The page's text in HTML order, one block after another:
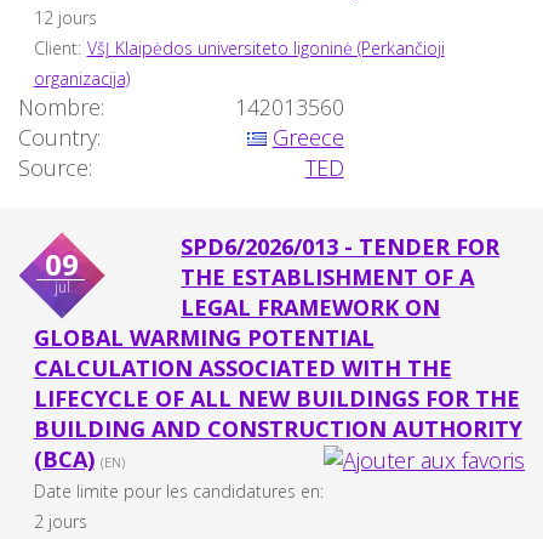
12 jours
Client: VšĮ Klaipėdos universiteto ligoninė (Perkančioji
organizacija)
Nombre:
142013560
Country:
Greece
Source:
TED
09
jul
SPD6/2026/013 - TENDER FOR
THE ESTABLISHMENT OF A
LEGAL FRAMEWORK ON
GLOBAL WARMING POTENTIAL
CALCULATION ASSOCIATED WITH THE
LIFECYCLE OF ALL NEW BUILDINGS FOR THE
BUILDING AND CONSTRUCTION AUTHORITY
(BCA) (EN)
Date limite pour les candidatures en:
2 jours